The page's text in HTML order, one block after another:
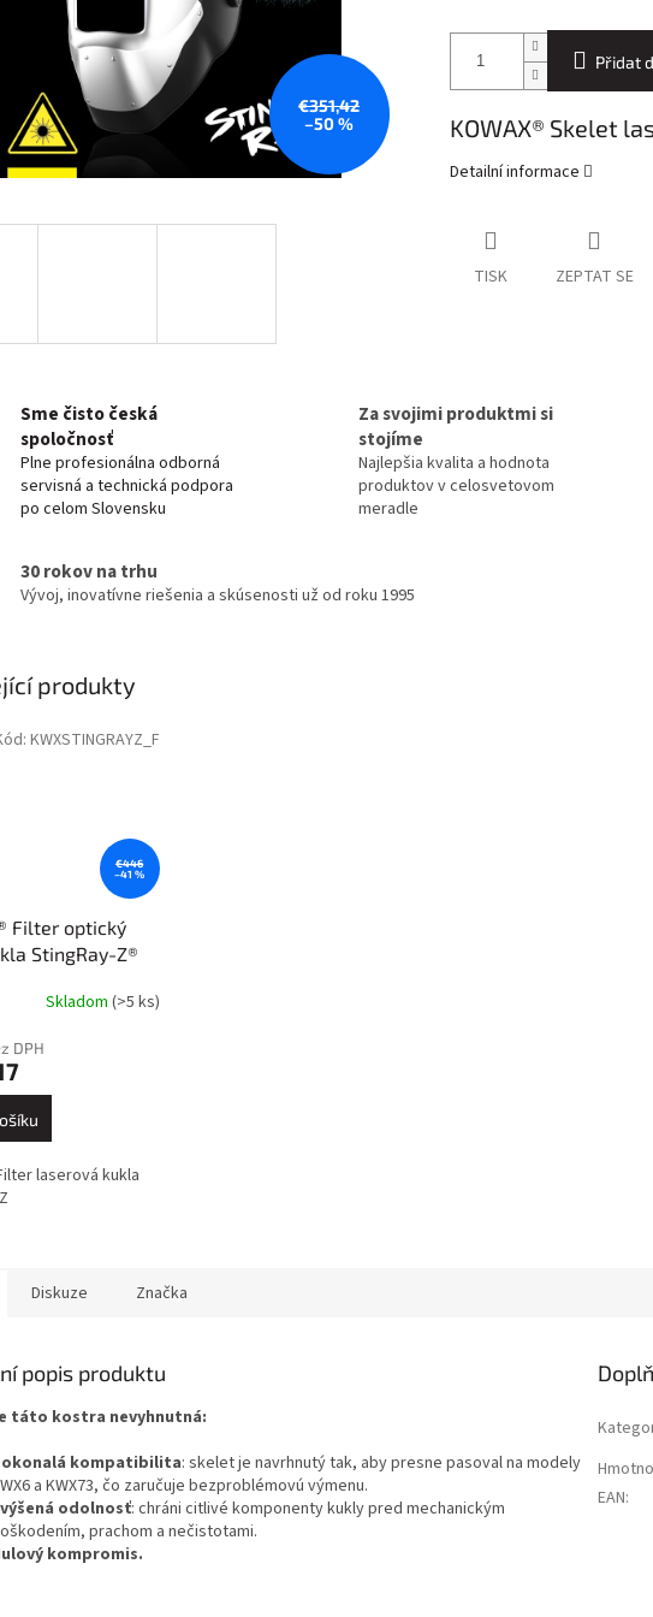
€351,42
–50 %
Přidat
KOWAX® Skelet
Detailní informace
TISK ZEPTAT SE
Sme čisto česká
spoločnosť
Plne profesionálna odborná
servisná a technická podpora
po celom Slovensku
Za svojimi produktmi si
stojíme
Najlepšia kvalita a hodnota
produktov v celosvetovom
meradle
30 rokov na trhu
Vývoj, inovatívne riešenia a skúsenosti už od roku 1995
produkty
€446
–41 %
Filter optický
StingRay-Z®
Skladom (>5 ks)
DPH
laserová kukla
KWXSTINGRAYZ_F
Diskuze Značka
popis produktu
táto kostra nevyhnutná:
kompatibilita: skelet je navrhnutý tak, aby presne pasoval na modely
a KWX73, čo zaručuje bezproblémovú výmenu.
odolnosť: chráni citlivé komponenty kukly pred mechanickým
prachom a nečistotami.
kompromis.
EAN: